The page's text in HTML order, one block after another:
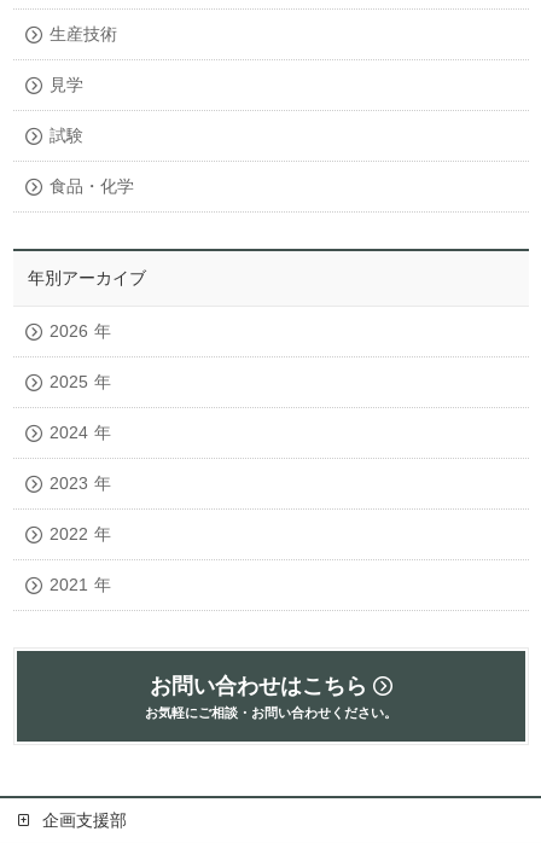
生産技術
見学
試験
食品・化学
年別アーカイブ
2026 年
2025 年
2024 年
2023 年
2022 年
2021 年
お問い合わせはこちら
お気軽にご相談・お問い合わせください。
企画支援部